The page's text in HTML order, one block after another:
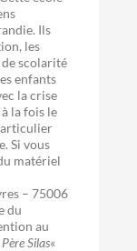
Ils
les
scolarité
enfants
la crise
la fois le
Si vous
matériel
– 75006
du
au
Silas«